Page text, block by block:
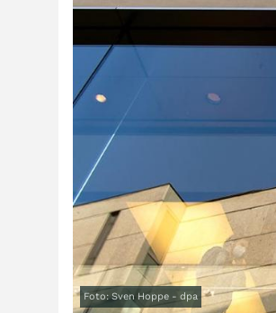
Foto: Sven Hoppe - dpa